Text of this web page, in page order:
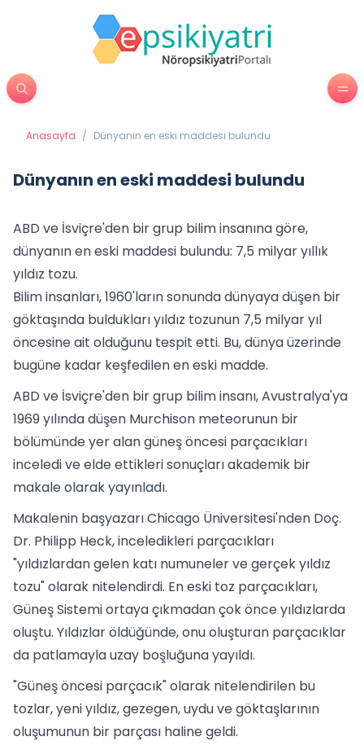
Anasayfa / Dünyanın en eski maddesi bulundu
Dünyanın en eski maddesi bulundu
ABD ve İsviçre'den bir grup bilim insanına göre,
dünyanın en eski maddesi bulundu: 7,5 milyar yıllık
yıldız tozu.
Bilim insanları, 1960'ların sonunda dünyaya düşen bir
göktaşında buldukları yıldız tozunun 7,5 milyar yıl
öncesine ait olduğunu tespit etti. Bu, dünya üzerinde
bugüne kadar keşfedilen en eski madde.
ABD ve İsviçre'den bir grup bilim insanı, Avustralya'ya
1969 yılında düşen Murchison meteorunun bir
bölümünde yer alan güneş öncesi parçacıkları
inceledi ve elde ettikleri sonuçları akademik bir
makale olarak yayınladı.
Makalenin başyazarı Chicago Üniversitesi'nden Doç.
Dr. Philipp Heck, inceledikleri parçacıkları
"yıldızlardan gelen katı numuneler ve gerçek yıldız
tozu" olarak nitelendirdi. En eski toz parçacıkları,
Güneş Sistemi ortaya çıkmadan çok önce yıldızlarda
oluştu. Yıldızlar öldüğünde, onu oluşturan parçacıklar
da patlamayla uzay boşluğuna yayıldı.
"Güneş öncesi parçacık" olarak nitelendirilen bu
tozlar, yeni yıldız, gezegen, uydu ve göktaşlarının
oluşumunun bir parçası haline geldi.